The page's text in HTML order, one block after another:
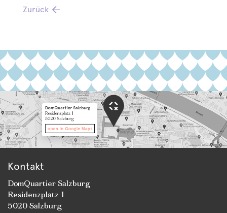
Zurück
Kontakt
DomQuartier Salzburg
Residenzplatz 1
5020 Salzburg